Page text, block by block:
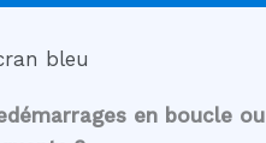
bleu
en boucle ou